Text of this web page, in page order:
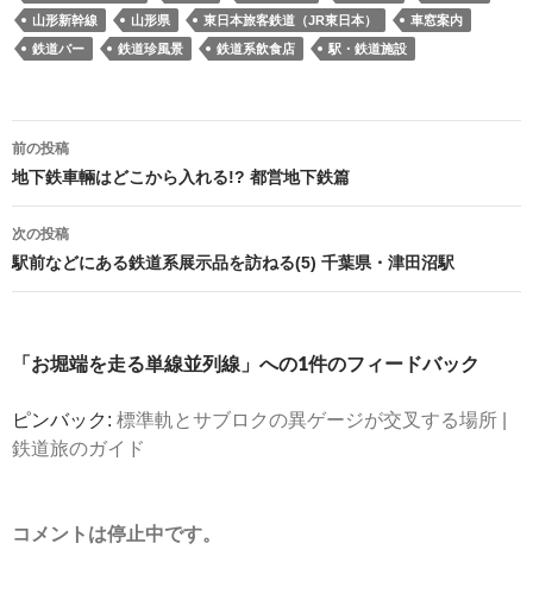
山形新幹線
山形県 東日本旅客鉄道（JR東日本）
車窓案内
鉄道バー
鉄道珍風景 鉄道系飲食店 駅・鉄道施設
投
稿
ナ
ビ
ー
ョ
前の投稿
地下鉄車輛はどこから入れる!? 都営地下鉄篇
次の投稿
駅前などにある鉄道系展示品を訪ねる(5) 千葉県・津田沼駅
「お堀端を走る単線並列線」への1件のフィードバック
ピンバック: 標準軌とサブロクの異ゲージが交叉する場所 |
鉄道旅のガイド
コメントは停止中です。